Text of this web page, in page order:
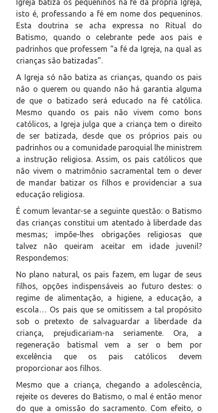
Igreja batiza os pequeninos na fé da própria Igreja,
isto é, professando a fé em nome dos pequeninos.
Esta doutrina se acha expressa no Ritual do
Batismo, quando o celebrante pede aos pais e
padrinhos que professem “a fé da Igreja, na qual as
crianças são batizadas”.
A Igreja só não batiza as crianças, quando os pais
não o querem ou quando não há garantia alguma
de que o batizado será educado na fé católica.
Mesmo quando os pais não vivem como bons
católicos, a Igreja julga que a criança tem o direito
de ser batizada, desde que os próprios pais ou
padrinhos ou a comunidade paroquial lhe ministrem
a instrução religiosa. Assim, os pais católicos que
não vivem o matrimônio sacramental tem o dever
de mandar batizar os filhos e providenciar a sua
educação religiosa.
É comum levantar-se a seguinte questão: o Batismo
das crianças constitui um atentado à liberdade das
mesmas; impõe-lhes obrigações religiosas que
talvez não queiram aceitar em idade juvenil?
Respondemos:
No plano natural, os pais fazem, em lugar de seus
filhos, opções indispensáveis ao futuro destes: o
regime de alimentação, a higiene, a educação, a
escola… Os pais que se omitissem a tal propósito
sob o pretexto de salvaguardar a liberdade da
criança, prejudicariam-na seriamente. Ora, a
regeneração batismal vem a ser o bem por
excelência que os pais católicos devem
proporcionar aos filhos.
Mesmo que a criança, chegando a adolescência,
rejeite os deveres do Batismo, o mal é então menor
do que a omissão do sacramento. Com efeito, o